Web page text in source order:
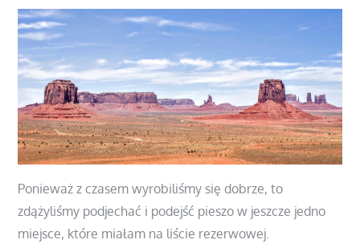
Ponieważ z czasem wyrobiliśmy się dobrze, to
zdążyliśmy podjechać i podejść pieszo w jeszcze jedno
miejsce, które miałam na liście rezerwowej.